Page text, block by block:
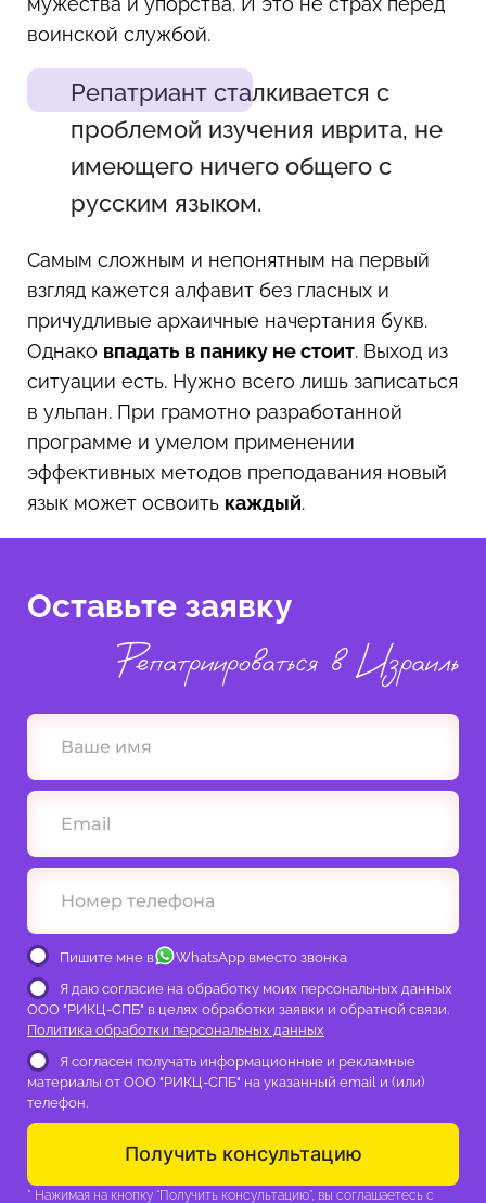
воинской службой.
Репатриант сталкивается с
проблемой изучения иврита, не
имеющего ничего общего с
русским языком.
Самым сложным и непонятным на первый
взгляд кажется алфавит без гласных и
причудливые архаичные начертания букв.
Однако впадать в панику не стоит. Выход из
ситуации есть. Нужно всего лишь записаться
в ульпан. При грамотно разработанной
программе и умелом применении
эффективных методов преподавания новый
язык может освоить каждый.
Оставьте заявку
Репатриироваться в Израиль
Пишите мне в
WhatsApp вместо звонка
Я даю согласие на обработку моих персональных данных
ООО "РИКЦ-СПБ" в целях обработки заявки и обратной связи.
Политика обработки персональных данных
Я согласен получать информационные и рекламные
материалы от ООО "РИКЦ-СПБ" на указанный email и (или)
телефон.
Получить консультацию
* Нажимая на кнопку “Получить консультацию”, вы соглашаетесь с